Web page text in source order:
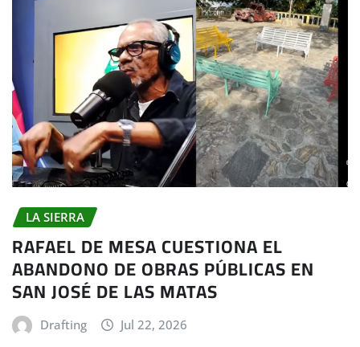
LA SIERRA
RAFAEL DE MESA CUESTIONA EL
ABANDONO DE OBRAS PÚBLICAS EN
SAN JOSÉ DE LAS MATAS
Drafting Jul 22, 2026